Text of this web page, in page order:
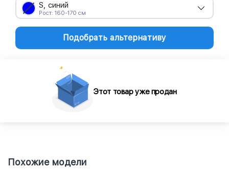
S, синий
Рост: 160-170 см
Подобрать альтернативу
Этот товар уже продан
Похожие модели